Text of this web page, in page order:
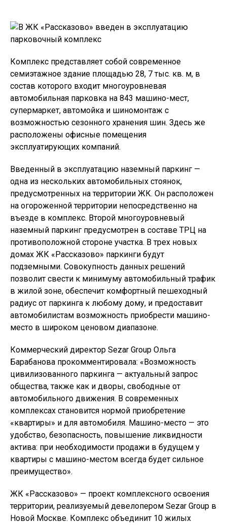
Комплекс представляет собой современное
семиэтажное здание площадью 28, 7 тыс. кв. м, в
состав которого входит многоуровневая
автомобильная парковка на 843 машино-мест,
супермаркет, автомойка и шиномонтаж с
возможностью сезонного хранения шин. Здесь же
расположены офисные помещения
эксплуатирующих компаний.
Введенный в эксплуатацию наземный паркинг —
одна из нескольких автомобильных стоянок,
предусмотренных на территории ЖК. Он расположен
на огороженной территории непосредственно на
въезде в комплекс. Второй многоуровневый
наземный паркинг предусмотрен в составе ТРЦ на
противоположной стороне участка. В трех новых
домах ЖК «Рассказово» паркинги будут
подземными. Совокупность данных решений
позволит свести к минимуму автомобильный трафик
в жилой зоне, обеспечит комфортный пешеходный
радиус от паркинга к любому дому, и предоставит
автомобилистам возможность приобрести машино-
место в широком ценовом диапазоне.
Коммерческий директор Sezar Group Ольга
Барабанова прокомментировала: «Возможность
цивилизованного паркинга — актуальный запрос
общества, также как и дворы, свободные от
автомобильного движения. В современных
комплексах становится нормой приобретение
«квартиры» и для автомобиля. Машино-место — это
удобство, безопасность, повышение ликвидности
актива: при необходимости продажи в будущем у
квартиры с машино-местом всегда будет сильное
преимущество».
ЖК «Рассказово» — проект комплексного освоения
территории, реализуемый девелопером Sezar Group в
Новой Москве. Комплекс объединит 10 жилых